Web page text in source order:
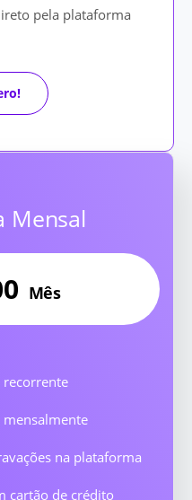
pela plataforma
Mensal
Mês
recorrente
mensalmente
na plataforma
cartão de crédito